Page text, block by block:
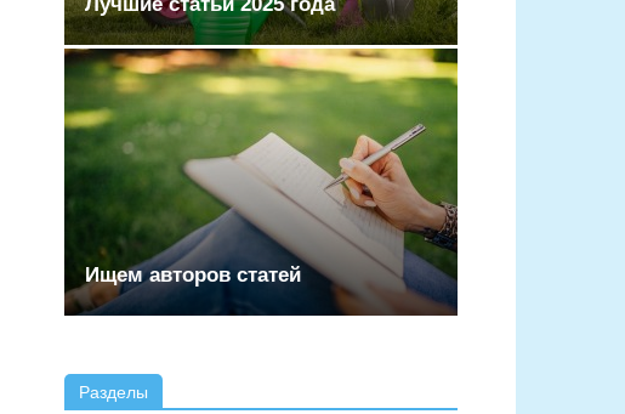
Ищем авторов статей
Разделы